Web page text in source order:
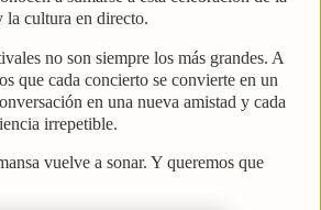
la cultura en directo.
no son siempre los más grandes. A
que cada concierto se convierte en un
en una nueva amistad y cada
irrepetible.
vuelve a sonar. Y queremos que